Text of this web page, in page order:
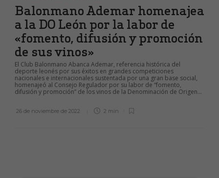
Balonmano Ademar homenajea
a la DO León por la labor de
«fomento, difusión y promoción
de sus vinos»
El Club Balonmano Abanca Ademar, referencia histórica del
deporte leonés por sus éxitos en grandes competiciones
nacionales e internacionales sustentada por una gran base social,
homenajeó al Consejo Regulador por su labor de “fomento,
difusión y promoción” de los vinos de la Denominación de Origen...
26 de noviembre de 2022 2 min